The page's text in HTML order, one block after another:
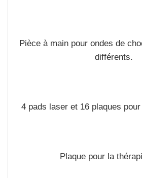
Pièce à main pour ondes de
différents.
4 pads laser et 16 plaques
Plaque pour la